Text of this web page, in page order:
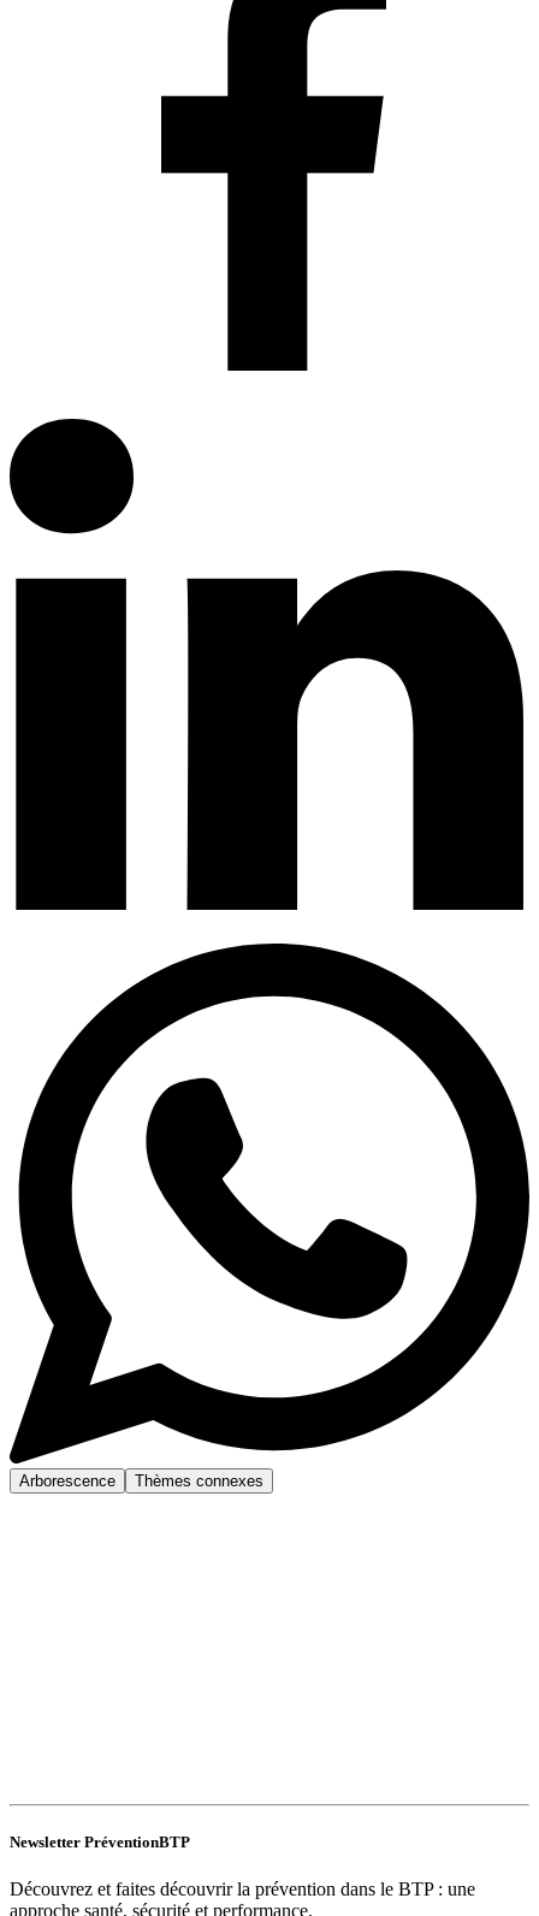
Arborescence Thèmes connexes
Newsletter PréventionBTP
Découvrez et faites découvrir la prévention dans le BTP : une
approche santé, sécurité et performance.